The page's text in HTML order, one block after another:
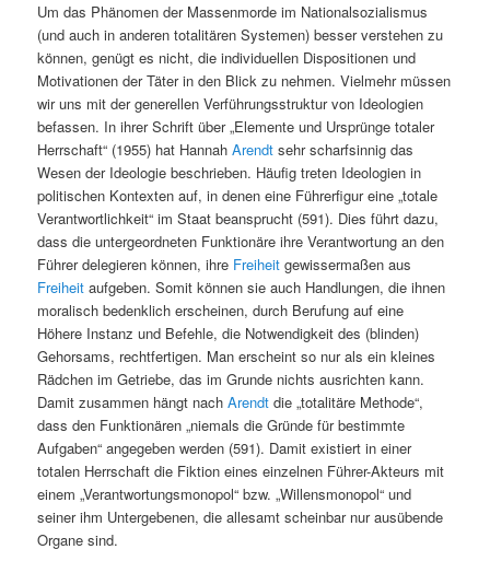
Um das Phänomen der Massenmorde im Nationalsozialismus
(und auch in anderen totalitären Systemen) besser verstehen zu
können, genügt es nicht, die individuellen Dispositionen und
Motivationen der Täter in den Blick zu nehmen. Vielmehr müssen
wir uns mit der generellen Verführungsstruktur von Ideologien
befassen. In ihrer Schrift über „Elemente und Ursprünge totaler
Herrschaft“ (1955) hat HannahArendt sehr scharfsinnig das
Wesen der Ideologie beschrieben. Häufig treten Ideologien in
politischen Kontexten auf, in denen eine Führerfigur eine „totale
Verantwortlichkeit“ im Staat beansprucht (591). Dies führt dazu,
dass die untergeordneten Funktionäre ihre Verantwortung an den
Führer delegieren können, ihre Freiheit gewissermaßen aus
Freiheit aufgeben. Somit können sie auch Handlungen, die ihnen
moralisch bedenklich erscheinen, durch Berufung auf eine
Höhere Instanz und Befehle, die Notwendigkeit des (blinden)
Gehorsams, rechtfertigen. Man erscheint so nur als ein kleines
Rädchen im Getriebe, das im Grunde nichts ausrichten kann.
Damit zusammen hängt nachArendt die „totalitäre Methode“,
dass den Funktionären „niemals die Gründe für bestimmte
Aufgaben“ angegeben werden (591). Damit existiert in einer
totalen Herrschaft die Fiktion eines einzelnen Führer-Akteurs mit
einem „Verantwortungsmonopol“ bzw. „Willensmonopol“ und
seiner ihm Untergebenen, die allesamt scheinbar nur ausübende
Organe sind.